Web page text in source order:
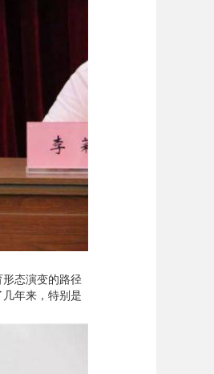
态演变的路径
年来，特别是